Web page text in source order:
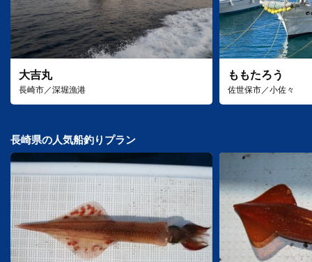
大吉丸
長崎市／深堀漁港
ももたろう
佐世保市／小佐々
長崎県の人気船釣りプラン